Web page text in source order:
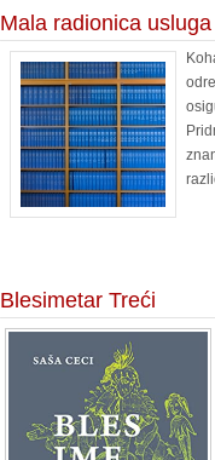
Mala radionica
Blesimetar Treći